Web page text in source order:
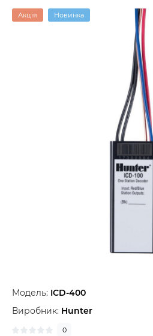
Акція Новинка
Модель: ICD-400
Виробник: Hunter
0